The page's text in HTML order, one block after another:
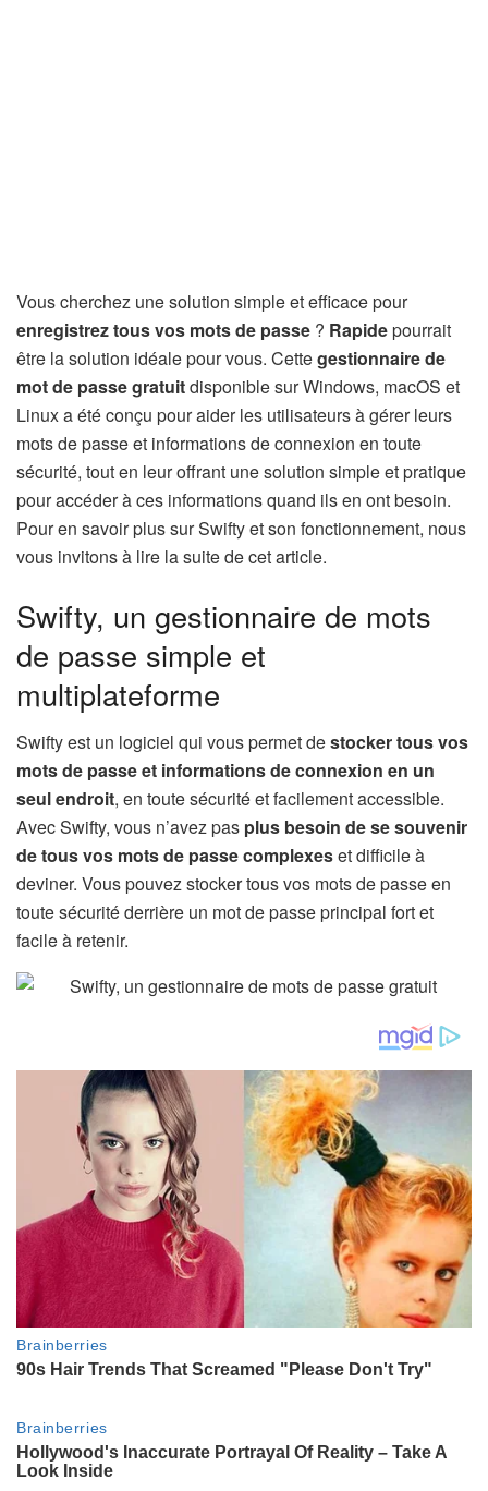
Vous cherchez une solution simple et efficace pour
enregistrez tous vos mots de passe ? Rapidepourrait
être la solution idéale pour vous. Cettegestionnaire de
mot de passe gratuitdisponible sur Windows, macOS et
Linux a été conçu pour aider les utilisateurs à gérer leurs
mots de passe et informations de connexion en toute
sécurité, tout en leur offrant une solution simple et pratique
pour accéder à ces informations quand ils en ont besoin.
Pour en savoir plus sur Swifty et son fonctionnement, nous
vous invitons à lire la suite de cet article.
Swifty, un gestionnaire de mots
de passe simple et
multiplateforme
Swifty est un logiciel qui vous permet destocker tous vos
mots de passe et informations de connexion en un
seul endroit, en toute sécurité et facilement accessible.
Avec Swifty, vous n’avez pas plus besoin de se souvenir
de tous vos mots de passe complexeset difficile à
deviner. Vous pouvez stocker tous vos mots de passe en
toute sécurité derrière un mot de passe principal fort et
facile à retenir.